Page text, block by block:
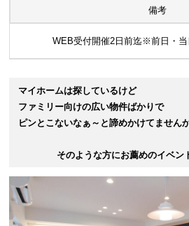
備考
WEB受付開催2日前迄※前日・
マイホームは探しているけど
ファミリー向けの広い物件ばかりで
ピンとこないなぁ～と諦めかけてません
そのような方にお薦めのイベン